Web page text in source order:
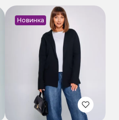
Новинка